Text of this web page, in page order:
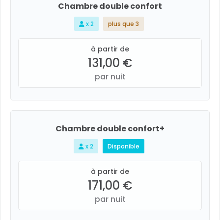
Chambre double confort
x 2 plus que 3
à partir de
131,00 €
par nuit
Chambre double confort+
x 2 Disponible
à partir de
171,00 €
par nuit